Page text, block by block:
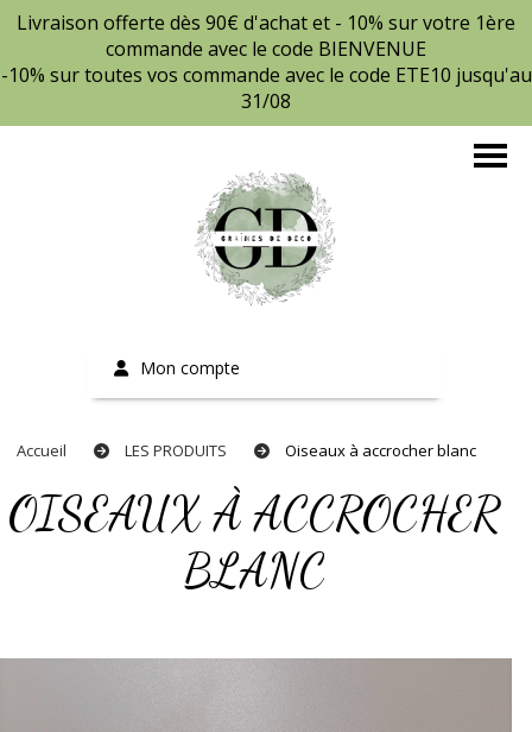
Livraison offerte dès 90€ d'achat et - 10% sur votre 1ère
commande avec le code BIENVENUE
-10% sur toutes vos commande avec le code ETE10 jusqu'au
31/08
Mon compte
Accueil LES PRODUITS Oiseaux à accrocher blanc
OISEAUX À ACCROCHER
BLANC